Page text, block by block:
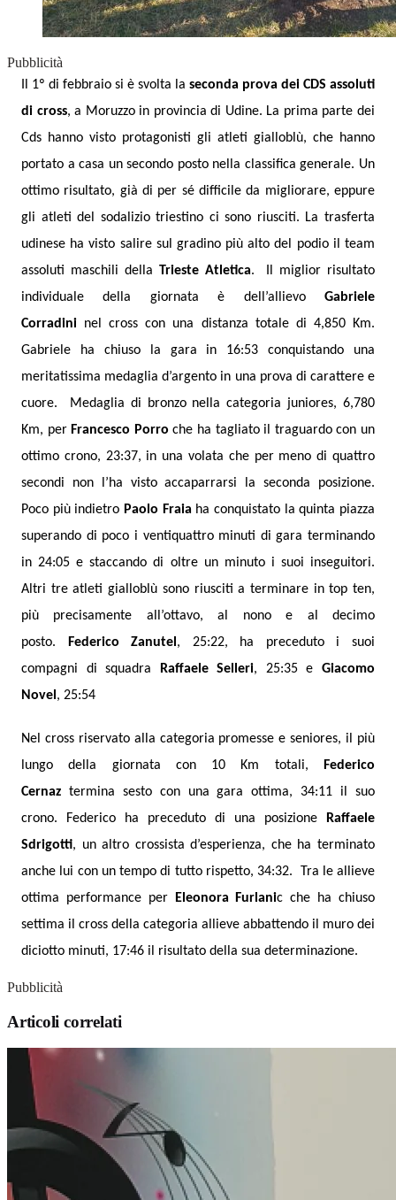
Pubblicità
Il 1º di febbraio si è svolta la seconda prova dei CDS assoluti
di cross, a Moruzzo in provincia di Udine. La prima parte dei
Cds hanno visto protagonisti gli atleti gialloblù, che hanno
portato a casa un secondo posto nella classifica generale. Un
ottimo risultato, già di per sé difficile da migliorare, eppure
gli atleti del sodalizio triestino ci sono riusciti. La trasferta
udinese ha visto salire sul gradino più alto del podio il team
assoluti maschili della Trieste Atletica.
Il miglior risultato
individuale della giornata è dell’allievo Gabriele
Corradini nel cross con una distanza totale di 4,850 Km.
Gabriele ha chiuso la gara in 16:53 conquistando una
meritatissima medaglia d’argento in una prova di carattere e
cuore.
Medaglia di bronzo nella categoria juniores, 6,780
Km, per Francesco Porroche ha tagliato il traguardo con un
ottimo crono, 23:37, in una volata che per meno di quattro
secondi non l’ha visto accaparrarsi la seconda posizione.
Poco più indietro Paolo Fraia ha conquistato la quinta piazza
superando di poco i ventiquattro minuti di gara terminando
in 24:05 e staccando di oltre un minuto i suoi inseguitori.
Altri tre atleti gialloblù sono riusciti a terminare in top ten,
più precisamente all’ottavo, al nono e al decimo
posto.
Federico Zanutel , 25:22, ha preceduto i suoi
compagni di squadra
Raffaele Selleri, 25:35 eGiacomo
Novel , 25:54
Nel cross riservato alla categoria promesse e seniores, il più
lungo della giornata con 10 Km totali,
Federico
Cernaz termina sesto con una gara ottima, 34:11 il suo
crono. Federico ha preceduto di una posizione
Raffaele
Sdrigotti, un altro crossista d’esperienza, che ha terminato
anche lui con un tempo di tutto rispetto, 34:32. Tra le allieve
ottima performance per
Eleonora Furlanic che ha chiuso
settima il cross della categoria allieve abbattendo il muro dei
diciotto minuti, 17:46 il risultato della sua determinazione.
Pubblicità
Articoli correlati